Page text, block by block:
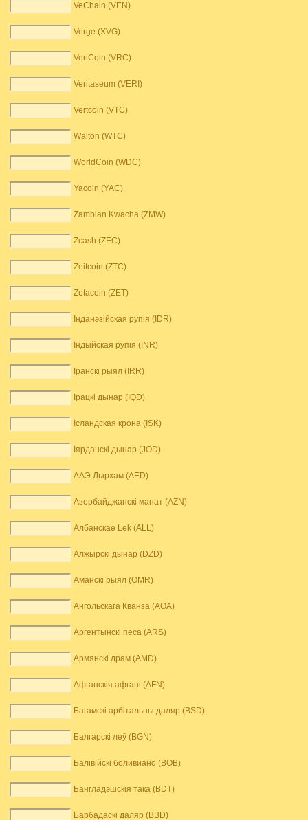
VeChain (VEN)
Verge (XVG)
VeriCoin (VRC)
Veritaseum (VERI)
Vertcoin (VTC)
Walton (WTC)
WorldCoin (WDC)
Yacoin (YAC)
Zambian Kwacha (ZMW)
Zcash (ZEC)
Zeitcoin (ZTC)
Zetacoin (ZET)
Інданэзійская рупія (IDR)
Індыйская рупія (INR)
Іранскі рыял (IRR)
Ірацкі дынар (IQD)
Ісландская крона (ISK)
Іярданскі дынар (JOD)
ААЭ Дырхам (AED)
Азербайджанскі манат (AZN)
Албанскае Lek (ALL)
Алжырскі дынар (DZD)
Аманскі рыял (OMR)
Ангольскага Кванза (AOA)
Аргентынскі песа (ARS)
Армянскі драм (AMD)
Афганскія афгані (AFN)
Багамскі арбітальны даляр (BSD)
Балгарскі леў (BGN)
Балівійскі боливиано (BOB)
Бангладэшскія така (BDT)
Барбадаскі даляр (BBD)